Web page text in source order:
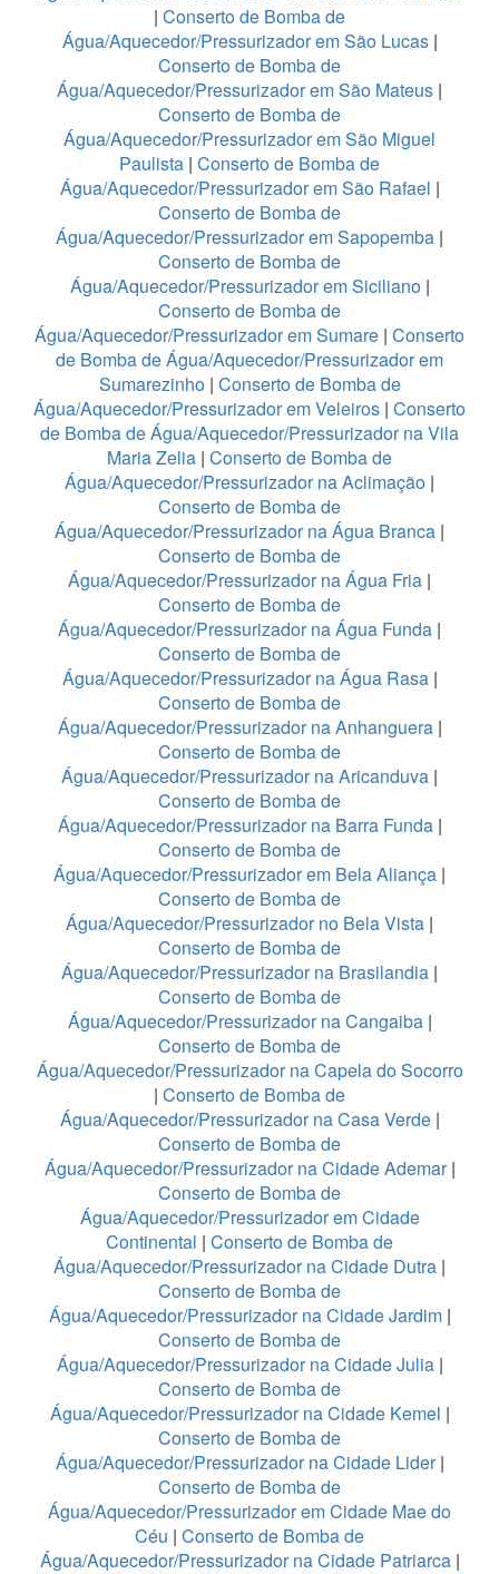
| Conserto de Bomba de
Água/Aquecedor/Pressurizador em São Lucas|
Conserto de Bomba de
Água/Aquecedor/Pressurizador em São Mateus |
Conserto de Bomba de
Água/Aquecedor/Pressurizador em São Miguel
Paulista | Conserto de Bomba de
Água/Aquecedor/Pressurizador em São Rafael |
Conserto de Bomba de
Água/Aquecedor/Pressurizador em Sapopemba |
Conserto de Bomba de
Água/Aquecedor/Pressurizador em Siciliano|
Conserto de Bomba de
Água/Aquecedor/Pressurizador em Sumare | Conserto
de Bomba de Água/Aquecedor/Pressurizador em
Sumarezinho| Conserto de Bomba de
Água/Aquecedor/Pressurizador em Veleiros | Conserto
de Bomba de Água/Aquecedor/Pressurizador na Vila
Maria Zelia | Conserto de Bomba de
Água/Aquecedor/Pressurizador na Aclimação |
Conserto de Bomba de
Água/Aquecedor/Pressurizador na Água Branca |
Conserto de Bomba de
Água/Aquecedor/Pressurizador na Água Fria |
Conserto de Bomba de
Água/Aquecedor/Pressurizador na Água Funda |
Conserto de Bomba de
Água/Aquecedor/Pressurizador na Água Rasa |
Conserto de Bomba de
Água/Aquecedor/Pressurizador na Anhanguera|
Conserto de Bomba de
Água/Aquecedor/Pressurizador na Aricanduva |
Conserto de Bomba de
Água/Aquecedor/Pressurizador na Barra Funda |
Conserto de Bomba de
Água/Aquecedor/Pressurizador em Bela Aliança |
Conserto de Bomba de
Água/Aquecedor/Pressurizador no Bela Vista |
Conserto de Bomba de
Água/Aquecedor/Pressurizador na Brasilandia |
Conserto de Bomba de
Água/Aquecedor/Pressurizador na Cangaiba|
Conserto de Bomba de
Água/Aquecedor/Pressurizador na Capela do Socorro
| Conserto de Bomba de
Água/Aquecedor/Pressurizador na Casa Verde|
Conserto de Bomba de
Água/Aquecedor/Pressurizador na Cidade Ademar|
Conserto de Bomba de
Água/Aquecedor/Pressurizador em Cidade
Continental | Conserto de Bomba de
Água/Aquecedor/Pressurizador na Cidade Dutra |
Conserto de Bomba de
Água/Aquecedor/Pressurizador na Cidade Jardim|
Conserto de Bomba de
Água/Aquecedor/Pressurizador na Cidade Julia |
Conserto de Bomba de
Água/Aquecedor/Pressurizador na Cidade Kemel |
Conserto de Bomba de
Água/Aquecedor/Pressurizador na Cidade Lider|
Conserto de Bomba de
Água/Aquecedor/Pressurizador em Cidade Mae do
Céu | Conserto de Bomba de
Água/Aquecedor/Pressurizador na Cidade Patriarca|